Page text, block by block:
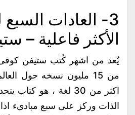
3- العادات
الأكثر فاعلية –
يُعد من اشهر كُتب ستيفن كوفى
من 15 مليون نسخه حول
اكثر من 30 لغة ، هو
الذات وركز على سبع مبادىء